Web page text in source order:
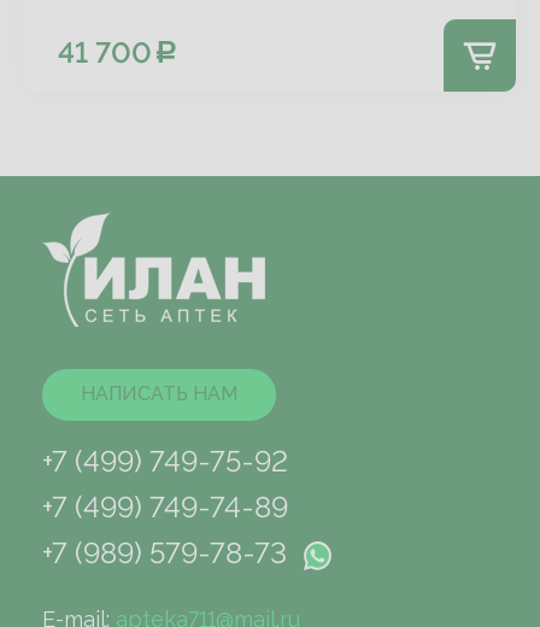
41 700
НАПИСАТЬ НАМ
+7 (499) 749-75-92
+7 (499) 749-74-89
+7 (989) 579-78-73
E-mail: apteka711@mail.ru